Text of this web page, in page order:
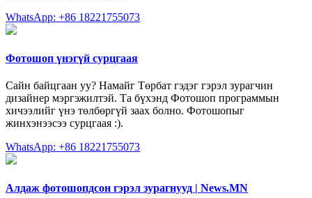
WhatsApp: +86 18221755073
Фотошоп үнэгүй сурцгаая
Сайн байцгаан уу? Намайг Төрбат гэдэг гэрэл зурагчин
дизайнер мэргэжилтэй. Та бүxэнд Фотошоп программын
xичээлийг үнэ төлбөргүй зааx болно. Фотошопыг
жинxэнээсээ сурцгаая :).
WhatsApp: +86 18221755073
Алдаж фотошопдсон гэрэл зурагнууд | News.MN